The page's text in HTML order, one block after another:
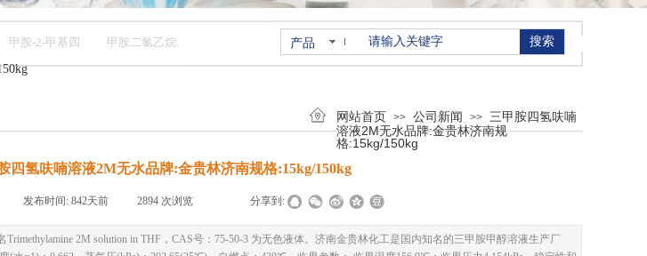
甲胺-2-甲基四氢呋喃甲胺二氯乙烷系列 产品 搜索
网站首页 >> 公司新闻 >>
三甲胺四氢呋喃
溶液2M无水品牌:金贵林济南规
格:15kg/150kg
四氢呋喃溶液2M无水品牌:金贵林济南规格:15kg/150kg
发布时间: 842天前 2894 次浏览 分享到:
2M solution in THF，CAS号：75-50-3 为无色液体。济南金贵林化工是国内知名的三甲胺甲醇溶液生产厂